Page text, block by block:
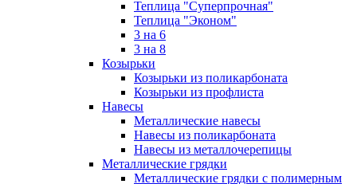
Теплица "Суперпрочная"
Теплица "Эконом"
3 на 6
3 на 8
Козырьки
Козырьки из поликарбоната
Козырьки из профлиста
Навесы
Металлические навесы
Навесы из поликарбоната
Навесы из металлочерепицы
Металлические грядки
Металлические грядки с полимерным